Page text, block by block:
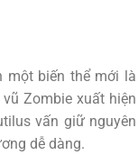
một biến thể mới là
Zombie xuất hiện
vấn giữ nguyên
dễ dàng.